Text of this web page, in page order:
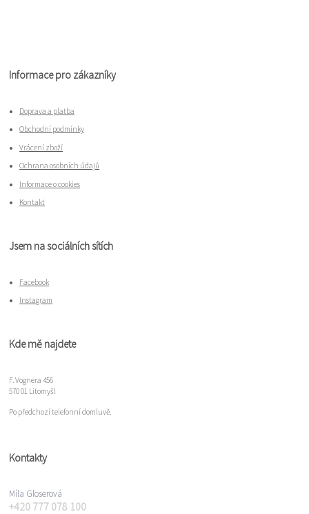
Informace pro zákazníky
Doprava a platba
Obchodní podmínky
Vrácení zboží
Ochrana osobních údajů
Informace o cookies
Kontakt
Jsem na sociálních sítích
Facebook
Instagram
Kde mě najdete
F. Vognera 456
570 01 Litomyšl
Po předchozí telefonní domluvě.
Kontakty
Míla Gloserová
+420 777 078 100